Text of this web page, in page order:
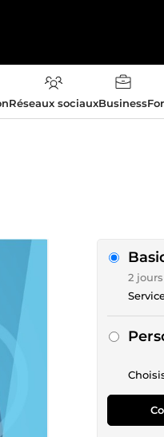
Réseaux sociauxBusiness
2